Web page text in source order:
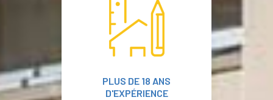
PLUS DE 18 ANS
D'EXPÉRIENCE